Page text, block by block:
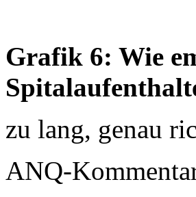
Grafik 6: Wie
zu lang, genau
ANQ-